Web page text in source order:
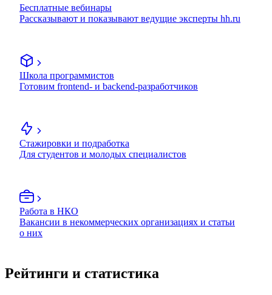
Бесплатные вебинары
Рассказывают и показывают ведущие эксперты hh.ru
Школа программистов
Готовим frontend- и backend-разработчиков
Стажировки и подработка
Для студентов и молодых специалистов
Работа в НКО
Вакансии в некоммерческих организациях и статьи
о них
Рейтинги и статистика